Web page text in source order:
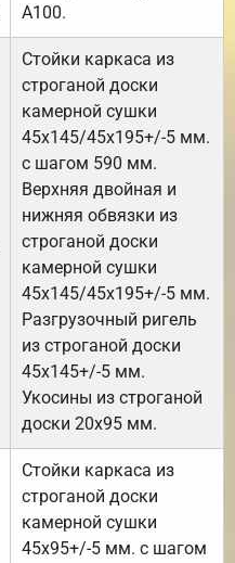
А100.
Стойки каркаса из
строганой доски
камерной сушки
45х145/45х195+/-5 мм.
с шагом 590 мм.
Верхняя двойная и
нижняя обвязки из
строганой доски
камерной сушки
45х145/45х195+/-5 мм.
Разгрузочный ригель
из строганой доски
45х145+/-5 мм.
Укосины из строганой
доски 20х95 мм.
Стойки каркаса из
строганой доски
камерной сушки
45х95+/-5 мм. с шагом